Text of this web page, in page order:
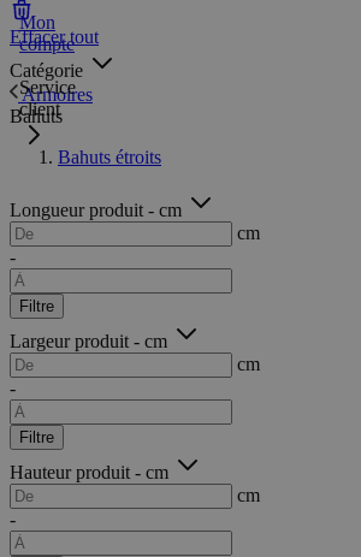
Mon
compte
Service
client
Effacer tout
Catégorie
Armoires
Bahuts
Bahuts étroits
Longueur produit - cm
cm
-
Filtre
Largeur produit - cm
cm
-
Filtre
Hauteur produit - cm
cm
-